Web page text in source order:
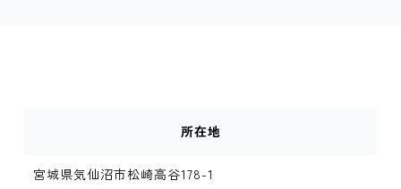
所在地
宮城県気仙沼市松崎高谷178-1